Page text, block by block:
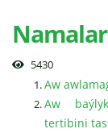
Namalar
5430
Aw
Aw
tertibini